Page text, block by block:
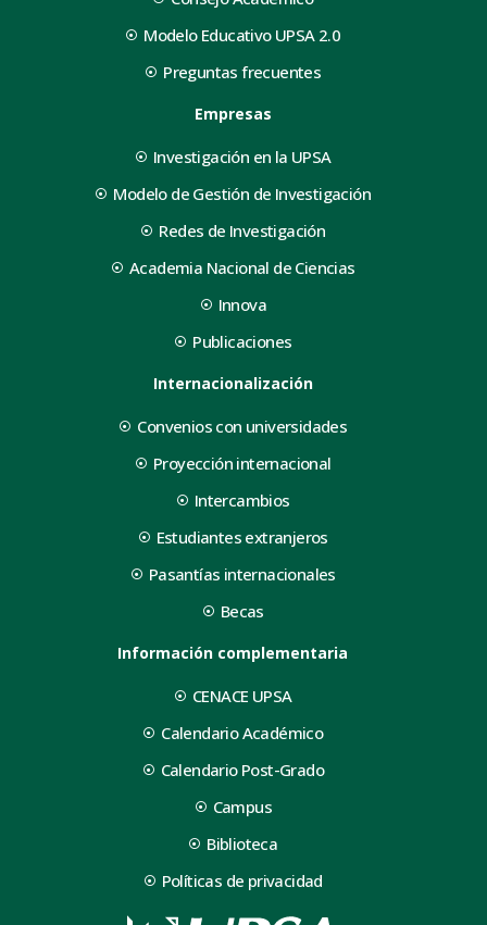
Modelo Educativo UPSA 2.0
Preguntas frecuentes
Empresas
Investigación en la UPSA
Modelo de Gestión de Investigación
Redes de Investigación
Academia Nacional de Ciencias
Innova
Publicaciones
Internacionalización
Convenios con universidades
Proyección internacional
Intercambios
Estudiantes extranjeros
Pasantías internacionales
Becas
Información complementaria
CENACE UPSA
Calendario Académico
Calendario Post-Grado
Campus
Biblioteca
Políticas de privacidad